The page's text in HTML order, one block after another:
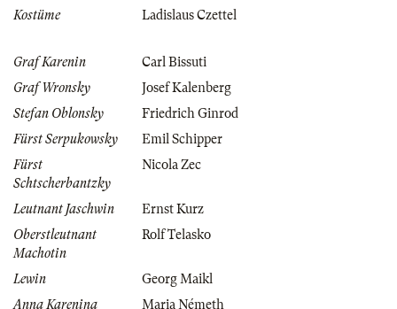
Kostüme
Ladislaus Czettel
Graf Karenin
Carl Bissuti
Graf Wronsky
Josef Kalenberg
Stefan Oblonsky
Friedrich Ginrod
Fürst Serpukowsky
Emil Schipper
Fürst
Schtscherbantzky
Nicola Zec
Leutnant Jaschwin
Ernst Kurz
Oberstleutnant
Machotin
Rolf Telasko
Lewin
Georg Maikl
Anna Karenina
Maria Németh